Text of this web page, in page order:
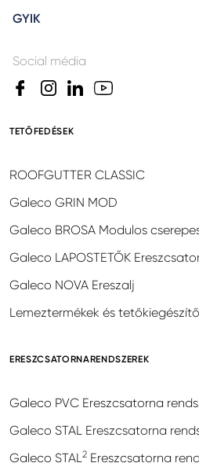
GYIK
Social média
TETŐFEDÉSEK
ROOFGUTTER CLASSIC
Galeco GRIN MOD
Galeco BROSA Modulos
Galeco LAPOSTETŐK
Galeco NOVA Ereszalj
Lemeztermékek és
ERESZCSATORNARENDSZEREK
Galeco PVC Ereszcsatorna
Galeco STAL Ereszcsatorna
Galeco STAL2 Ereszcsatorna